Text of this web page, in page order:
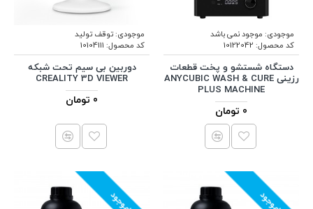
موجودی: موجود نمی باشد
کد محصول: 10122042
دستگاه شستشو و پخت قطعات
رزینی ANYCUBIC WASH & CURE
PLUS MACHINE
0 تومان
موجودی:توقف تولید
کد محصول: 10104111
دوربین بی سیم تحت شبکه
CREALITY 3D VIEWER
0 تومان